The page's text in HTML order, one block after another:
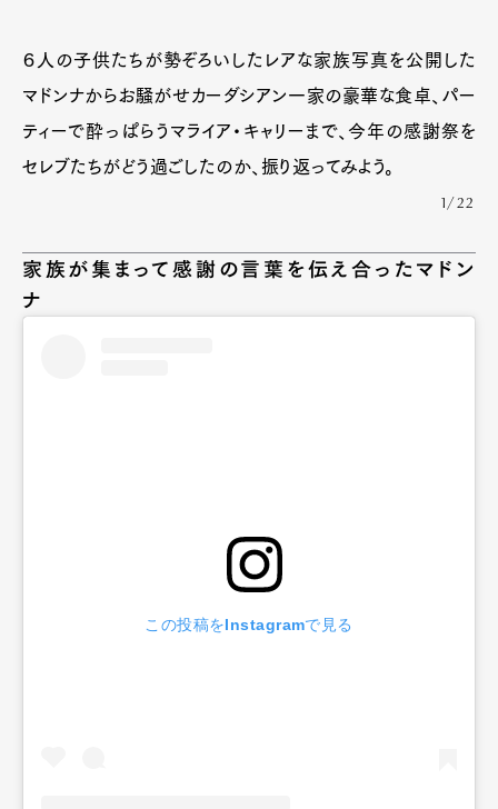
６人の子供たちが勢ぞろいしたレアな家族写真を公開した
マドンナからお騒がせカーダシアン一家の豪華な食卓、パー
ティーで酔っぱらうマライア・キャリーまで、今年の感謝祭を
セレブたちがどう過ごしたのか、振り返ってみよう。
1/22
家族が集まって感謝の言葉を伝え合ったマドン
ナ
この投稿をInstagramで見る